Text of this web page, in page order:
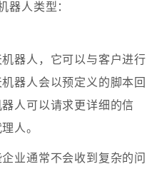
器人类型：
器人，它可以与客户进行
器人会以预定义的脚本回
人可以请求更详细的信
人。
业通常不会收到复杂的问